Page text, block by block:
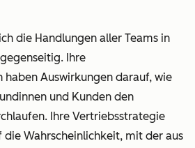
die Handlungen aller Teams in
Ihre
Auswirkungen darauf, wie
und Kunden den
Ihre Vertriebsstrategie
die Wahrscheinlichkeit, mit der aus